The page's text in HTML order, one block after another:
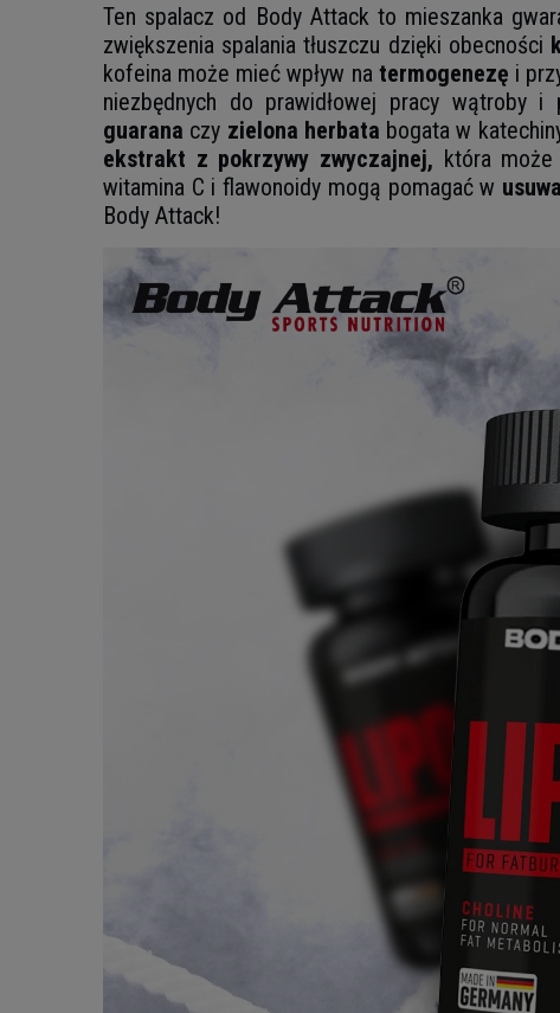
Ten spalacz od Body Attack to mieszanka
zwiększenia spalania tłuszczu dzięki obecności
kofeina może mieć wpływ na termogenezę i
niezbędnych do prawidłowej pracy wątroby i
guarana czy zielona herbata bogata w
ekstrakt z pokrzywy zwyczajnej, która
witamina C i flawonoidy mogą pomagać w
Body Attack!